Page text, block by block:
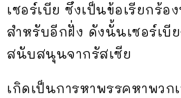
เซอร์เบีย ซึ่งเป็นข้อเรียกร้อ
สำหรับอีกฝั่ง ดังนั้นเซอร์เบี
สนับสนุนจากรัสเซีย
เกิดเป็นการหาพรรคหาพวก